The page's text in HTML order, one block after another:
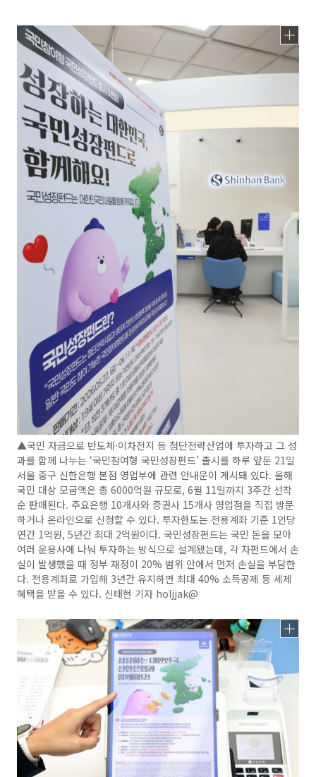
▲국민 자금으로 반도체·이차전지 등 첨단전략산업에 투자하고 그 성
과를 함께 나누는 ‘국민참여형 국민성장펀드’ 출시를 하루 앞둔 21일
서울 중구 신한은행 본점 영업부에 관련 안내문이 게시돼 있다. 올해
국민 대상 모금액은 총 6000억원 규모로, 6월 11일까지 3주간 선착
순 판매된다. 주요은행 10개사와 증권사 15개사 영업점을 직접 방문
하거나 온라인으로 신청할 수 있다. 투자한도는 전용계좌 기준 1인당
연간 1억원, 5년간 최대 2억원이다. 국민성장펀드는 국민 돈을 모아
여러 운용사에 나눠 투자하는 방식으로 설계됐는데, 각 자펀드에서 손
실이 발생했을 때 정부 재정이 20% 범위 안에서 먼저 손실을 부담한
다. 전용계좌로 가입해 3년간 유지하면 최대 40% 소득공제 등 세제
혜택을 받을 수 있다. 신태현 기자 holjjak@